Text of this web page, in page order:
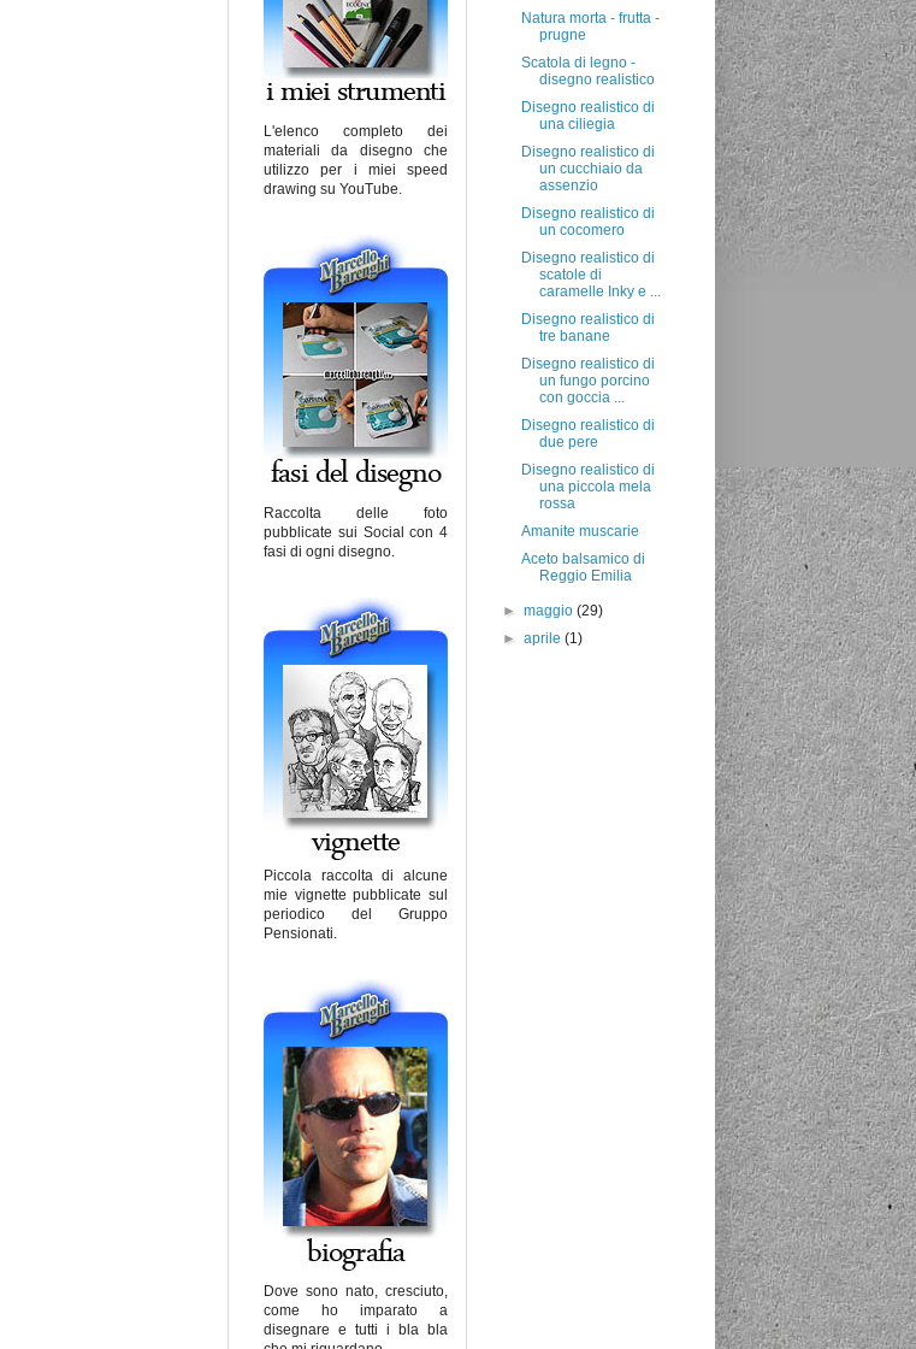
L'elenco completo dei
materiali da disegno che
utilizzo per i miei speed
drawing su YouTube.
Raccolta delle foto
pubblicate sui Social con 4
fasi di ogni disegno.
Piccola raccolta di alcune
mie vignette pubblicate sul
periodico del Gruppo
Pensionati.
Dove sono nato, cresciuto,
come ho imparato a
disegnare e tutti i bla bla
Natura morta - frutta -
prugne
Scatola di legno -
disegno realistico
Disegno realistico di
una ciliegia
Disegno realistico di
un cucchiaio da
assenzio
Disegno realistico di
un cocomero
Disegno realistico di
scatole di
caramelle Inky e ...
Disegno realistico di
tre banane
Disegno realistico di
un fungo porcino
con goccia ...
Disegno realistico di
due pere
Disegno realistico di
una piccola mela
rossa
Amanite muscarie
Aceto balsamico di
Reggio Emilia
►maggio(29)
►aprile(1)